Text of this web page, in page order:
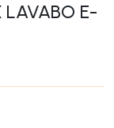
LAVABO E-